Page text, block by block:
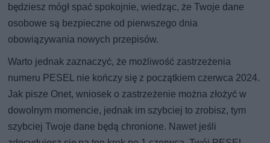
będziesz mógł spać spokojnie, wiedząc, że Twoje dane
osobowe są bezpieczne od pierwszego dnia
obowiązywania nowych przepisów.
Warto jednak zaznaczyć, że możliwość zastrzeżenia
numeru PESEL nie kończy się z początkiem czerwca 2024.
Jak pisze Onet, wniosek o zastrzeżenie można złożyć w
dowolnym momencie, jednak im szybciej to zrobisz, tym
szybciej Twoje dane będą chronione. Nawet jeśli